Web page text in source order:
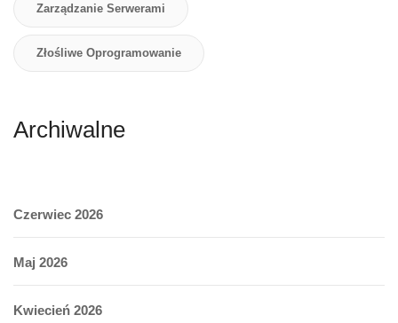
Zarządzanie Serwerami
Złośliwe Oprogramowanie
Archiwalne
Czerwiec 2026
Maj 2026
Kwiecień 2026